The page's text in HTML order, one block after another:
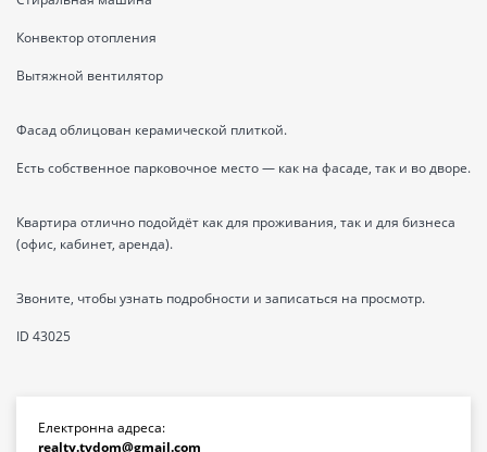
Конвектор отопления
Вытяжной вентилятор
Фасад облицован керамической плиткой.
Есть собственное парковочное место — как на фасаде, так и во дворе.
Квартира отлично подойдёт как для проживания, так и для бизнеса
(офис, кабинет, аренда).
Звоните, чтобы узнать подробности и записаться на просмотр.
ID 43025
Електронна адреса:
realty.tvdom@gmail.com